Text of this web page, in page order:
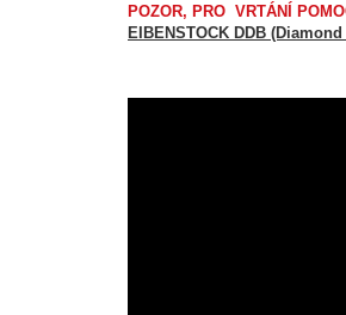
POZOR, PRO VRTÁNÍ
EIBENSTOCK DDB